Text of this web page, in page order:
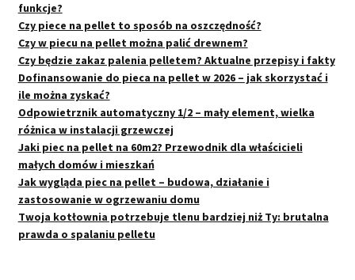
funkcje?
Czy piece na pellet to sposób na oszczędność?
Czy w piecu na pellet można palić drewnem?
Czy będzie zakaz palenia pelletem? Aktualne przepisy i fakty
Dofinansowanie do pieca na pellet w 2026 – jak skorzystać i
ile można zyskać?
Odpowietrznik automatyczny 1/2 – mały element, wielka
różnica w instalacji grzewczej
Jaki piec na pellet na 60m2? Przewodnik dla właścicieli
małych domów i mieszkań
Jak wygląda piec na pellet – budowa, działanie i
zastosowanie w ogrzewaniu domu
Twoja kotłownia potrzebuje tlenu bardziej niż Ty: brutalna
prawda o spalaniu pelletu